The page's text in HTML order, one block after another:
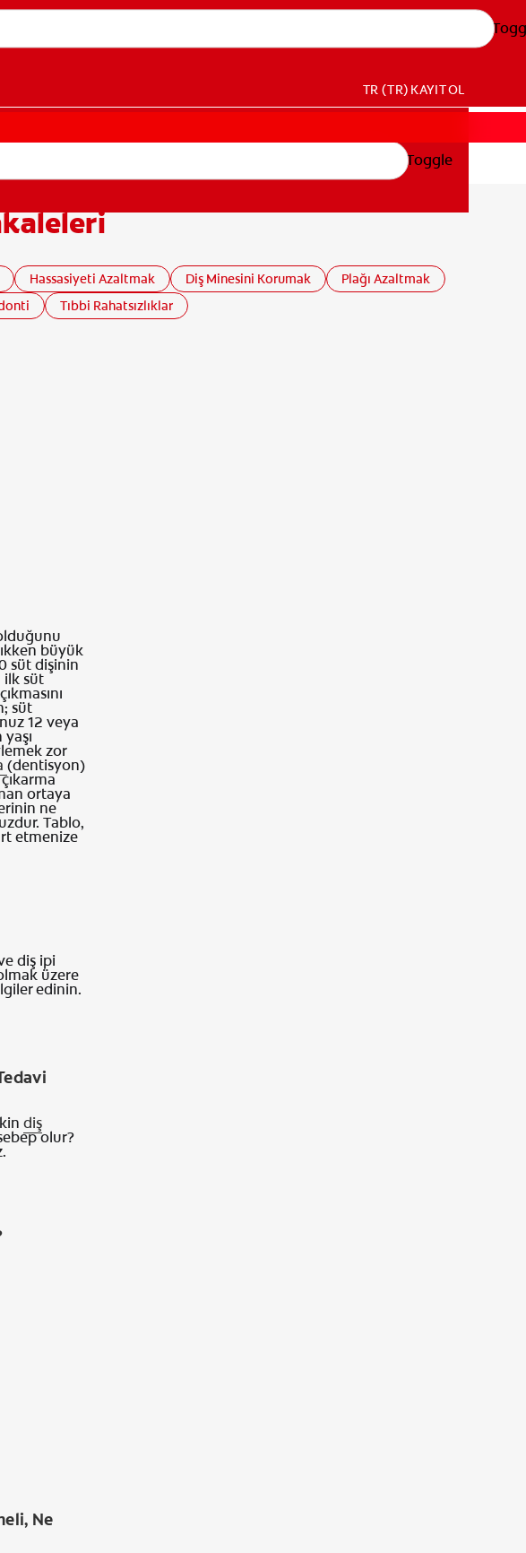
TR (TR) KAYIT OL
Toggle
Hassasiyeti Azaltmak Diş Minesini Korumak
Plağı Azaltmak
Tıbbi Rahatsızlıklar
büyük
süt dişinin
ilk süt
süt
12 veya
zor
(dentisyon)
ortaya
ne
Tablo,
etmenize
diş ipi
üzere
edinin.
diş
olur?
Ne